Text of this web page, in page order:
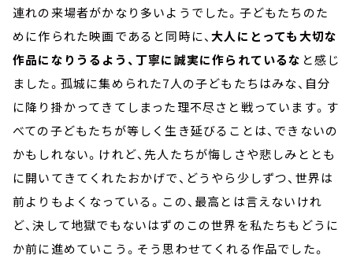
連れの来場者がかなり多いようでした。子どもたちのた
めに作られた映画であると同時に、大人にとっても大切な
作品になりうるよう、丁寧に誠実に作られているな と感じ
ました。孤城に集められた7人の子どもたちはみな、自分
に降り掛かってきてしまった理不尽さと戦っています。す
べての子どもたちが等しく生き延びることは、できないの
かもしれない。けれど、先人たちが悔しさや悲しみととも
に開いてきてくれたおかげで、どうやら少しずつ、世界は
前よりもよくなっている。この、最高とは言えないけれ
ど、決して地獄でもないはずのこの世界を私たちもどうに
か前に進めていこう。そう思わせてくれる作品でした。